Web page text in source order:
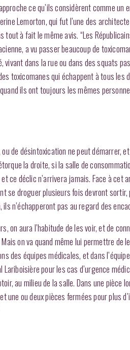
ce qu’ils considèrent comme
Lemorton, qui fut l’une des
tout à fait le même avis. “Les
a vu passer beaucoup de
dans la rue ou dans des squats
toxicomanes qui échappent à tous
ils ont toujours les mêmes
de désintoxication ne peut
la droite, si la salle de
ce déclic n’arrivera jamais. Face à
se droguer plusieurs fois devront
n’échapperont pas au regard des
on aura l’habitude de les voir, et de
on va quand même lui permettre
des équipes médicales, et dans
Lariboisière pour les cas d’urgence
au milieu de la salle. Dans une pièce
une ou deux pièces fermées pour plus